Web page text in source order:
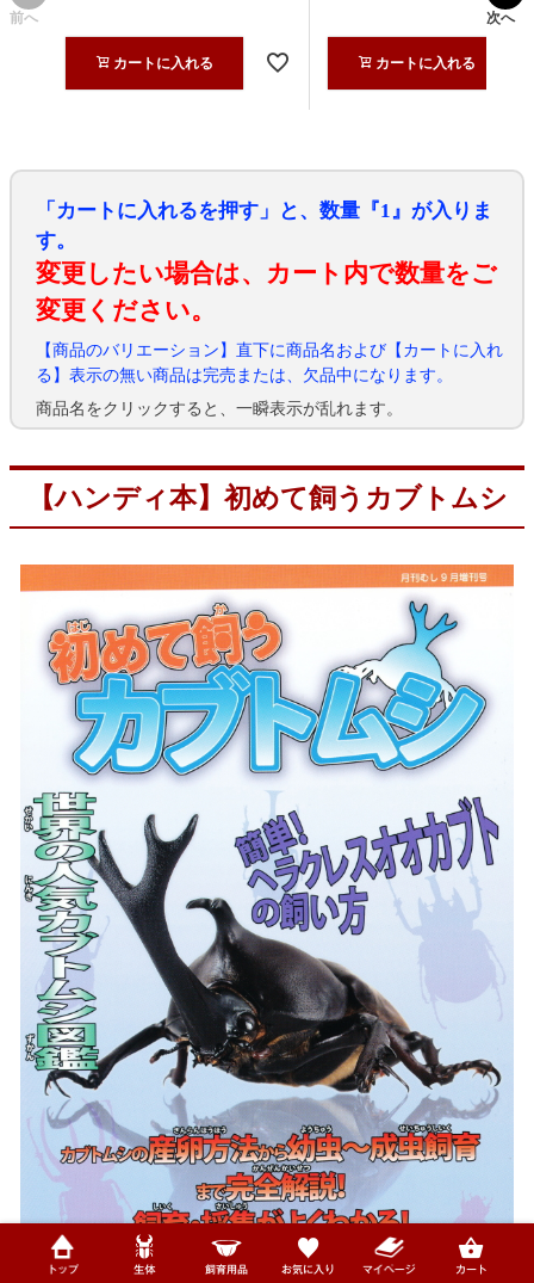
前へ
カートに入れる カートに入れる
次へ
「カートに入れるを押す」と、数量『1』が入りま
す。
変更したい場合は、カート内で数量をご
変更ください。
【商品のバリエーション】直下に商品名および【カートに入れ
る】表示の無い商品は完売または、欠品中になります。
商品名をクリックすると、一瞬表示が乱れます。
【ハンディ本】初めて飼うカブトムシ